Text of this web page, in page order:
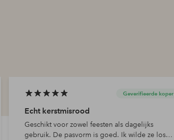
Geverifieerde koper
Echt kerstmisrood
Geschikt voor zowel feesten als dagelijks
gebruik. De pasvorm is goed. Ik wilde ze los